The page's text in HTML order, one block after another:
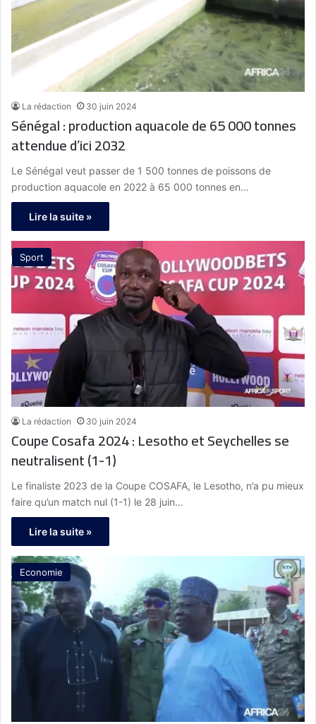
La rédaction 30 juin 2024
Sénégal : production aquacole de 65 000 tonnes
attendue d’ici 2032
Le Sénégal veut passer de 1 500 tonnes de poissons de
production aquacole en 2022 à 65 000 tonnes en…
Lire la suite »
Sport
La rédaction 30 juin 2024
Coupe Cosafa 2024 : Lesotho et Seychelles se
neutralisent (1-1)
Le finaliste 2023 de la Coupe COSAFA, le Lesotho, n’a pu mieux
faire qu’un match nul (1-1) le 28 juin…
Lire la suite »
Economie